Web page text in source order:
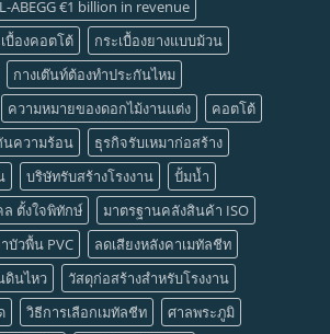
ABEGG €1 billion in revenue
บื้องคอตโต้
กระเบื้องยางแบบม้วน
กางเต๊นท์ต้องทำประกันไหม
ความหมายของดอกไม้งานแต่ง
คอตโต้
ความร้อน
ธุรกิจรับเหมาก่อสร้าง
บริษัทรับสร้างโรงงาน
ปั้มน้ำ
ล ตั้งใจพิทักษ์
มาตรฐานคลังสินค้า ISO
บัวพื้น PVC
ลดเสียงหลังคาเมทัลชีท
ดินไหว
วัสดุก่อสร้างสำหรับโรงงาน
วิธีการเลือกเมทัลชีท
ศาลพระภูมิ